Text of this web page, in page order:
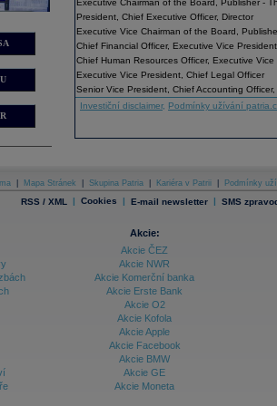
Executive Chairman of the Board, Publisher -
President, Chief Executive Officer, Director
Executive Vice Chairman of the Board,
Chief Financial Officer, Executive Vice President
Chief Human Resources Officer, Executive Vice
Executive Vice President, Chief Legal Officer
Senior Vice President, Chief Accounting Officer,
Investiční disclaimer, Podmínky užívání
Mapa Stránek Skupina Patria Kariéra v Patrii Podmínky
RSS / XML | Cookies | E-mail newsletter | SMS
Akcie:
Akcie ČEZ
Akcie NWR
Akcie Komerční banka
Akcie Erste Bank
Akcie O2
Akcie Kofola
Akcie Apple
Akcie Facebook
Akcie BMW
Akcie GE
Akcie Moneta